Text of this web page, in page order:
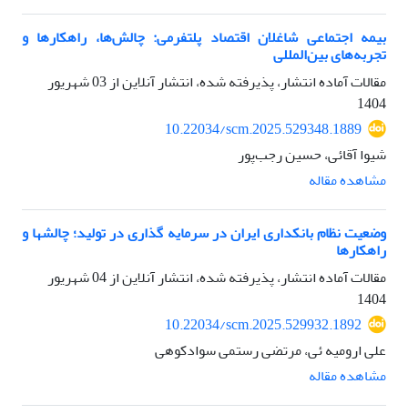
بیمه اجتماعی شاغلان اقتصاد پلتفرمی: چالش‌ها، راهکارها و
تجربه‌های بین‌المللی
مقالات آماده انتشار، پذیرفته شده، انتشار آنلاین از
03 شهریور
1404
10.22034/scm.2025.529348.1889
شیوا آقائی، حسین رجب‌پور
مشاهده مقاله
وضعیت نظام بانکداری ایران در سرمایه گذاری در تولید؛ چالشها و
راهکارها
مقالات آماده انتشار، پذیرفته شده، انتشار آنلاین از
04 شهریور
1404
10.22034/scm.2025.529932.1892
علی ارومیه ئی، مرتضی رستمی سوادکوهی
مشاهده مقاله